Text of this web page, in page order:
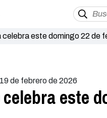
celebra este domingo 22 de
de febrero de 2026
este